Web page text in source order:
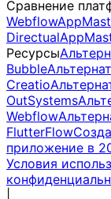
Сравнение
Webflow
Directual
Ресурсы
Bubble
Creatio
OutSystems
Webflow
FlutterFlow
приложение в
Условия